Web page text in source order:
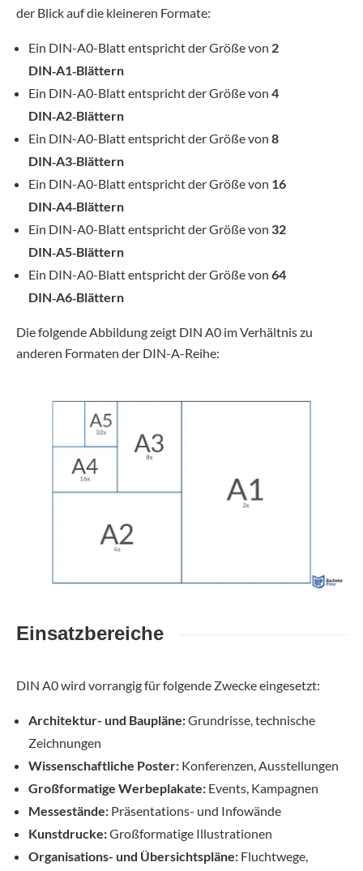
der Blick auf die kleineren Formate:
Ein DIN-A0-Blatt entspricht der Größe von 2
DIN‑A1‑Blättern
Ein DIN-A0-Blatt entspricht der Größe von 4
DIN‑A2‑Blättern
Ein DIN-A0-Blatt entspricht der Größe von 8
DIN‑A3‑Blättern
Ein DIN-A0-Blatt entspricht der Größe von 16
DIN‑A4‑Blättern
Ein DIN-A0-Blatt entspricht der Größe von 32
DIN‑A5‑Blättern
Ein DIN-A0-Blatt entspricht der Größe von 64
DIN‑A6‑Blättern
Die folgende Abbildung zeigt DIN A0 im Verhältnis zu
anderen Formaten der DIN-A-Reihe:
Einsatzbereiche
DIN A0 wird vorrangig für folgende Zwecke eingesetzt:
Architektur- und Baupläne:Grundrisse, technische
Zeichnungen
Wissenschaftliche Poster: Konferenzen, Ausstellungen
Großformatige Werbeplakate: Events, Kampagnen
Messestände: Präsentations- und Infowände
Kunstdrucke:Großformatige Illustrationen
Organisations- und Übersichtspläne: Fluchtwege,